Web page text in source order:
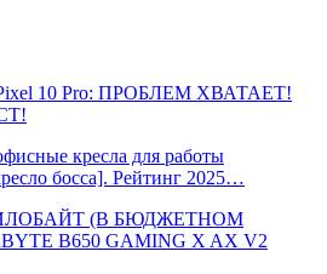
Pixel 10 Pro: ПРОБЛЕМ ХВАТАЕТ!
кресла для работы
босса]. Рейтинг 2025…
(В БЮДЖЕТНОМ
B650 GAMING X AX V2